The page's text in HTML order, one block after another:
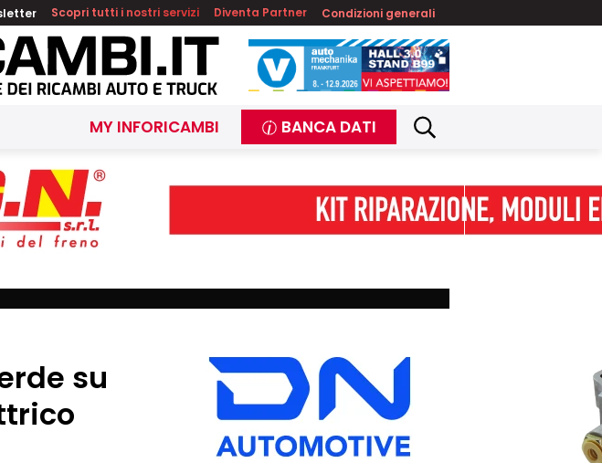
Scopri tutti i nostri servizi Diventa Partner Condizioni generali
MY INFORICAMBI BANCA DATI
su